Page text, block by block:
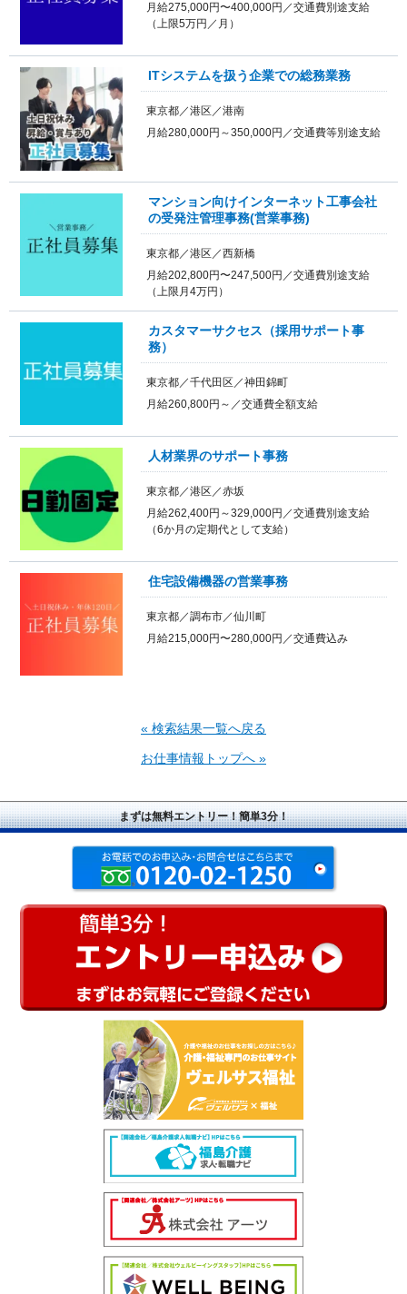
月給275,000円〜400,000円／交通費別途支給
（上限5万円／月）
ITシステムを扱う企業での総務業務
東京都／港区／港南
月給280,000円～350,000円／交通費等別途支給
マンション向けインターネット工事会社
の受発注管理事務(営業事務)
東京都／港区／西新橋
月給202,800円〜247,500円／交通費別途支給
（上限月4万円）
カスタマーサクセス（採用サポート事
務）
東京都／千代田区／神田錦町
月給260,800円～／交通費全額支給
人材業界のサポート事務
東京都／港区／赤坂
月給262,400円～329,000円／交通費別途支給
（6か月の定期代として支給）
住宅設備機器の営業事務
東京都／調布市／仙川町
月給215,000円〜280,000円／交通費込み
« 検索結果一覧へ戻る
お仕事情報トップへ »
まずは無料エントリー！簡単3分！